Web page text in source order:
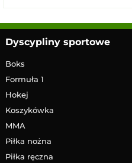
Dyscypliny sportowe
Boks
Formuła 1
Hokej
Koszykówka
MMA
Piłka nożna
Piłka ręczna